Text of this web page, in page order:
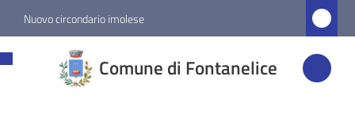
Vai al contenuto
Vai alla navigazione
Vai al footer
Nuovo circondario imolese
Comune di Fontanelice
Fontanelice